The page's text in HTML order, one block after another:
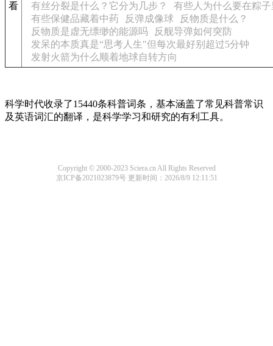
看
有丝分裂是什么？它分为几步？
有些人为什么要在粽
有些保健品藏着中药
反弹成像球
反物质是什么？
反物质是虚无缥缈的能源吗
反舰导弹如何突防
发呆的本质真是“思考人生"但每次最好别超过5分钟
发射火箭为什么顺着地球自转方向
科学时代收录了15440条科普词条，基本涵盖了常见科普常识
及英语词汇的翻译，是科学学习和研究的有利工具。
Copyright © 2000-2023 Sciera.cn All Rights Reserved
京ICP备2021023879号更新时间：2026/8/9 12:11:51